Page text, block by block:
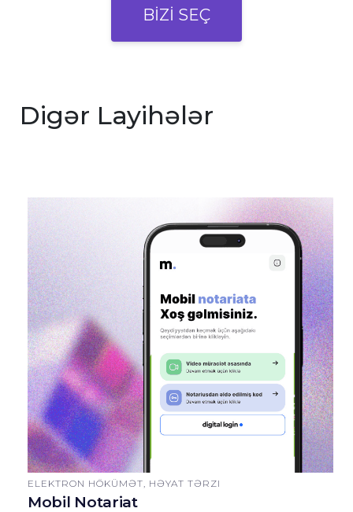
BİZİ SEÇ
Digər Layihələr
ELEKTRON HÖKÜMƏT, HƏYAT TƏRZI
Mobil Notariat